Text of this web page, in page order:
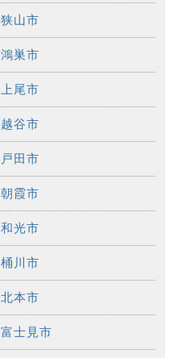
狭山市
鴻巣市
上尾市
越谷市
戸田市
朝霞市
和光市
桶川市
北本市
富士見市